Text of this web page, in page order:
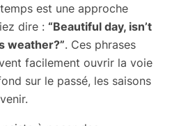
est une approche
dire : “Beautiful day, isn’t
weather?”. Ces phrases
facilement ouvrir la voie
sur le passé, les saisons